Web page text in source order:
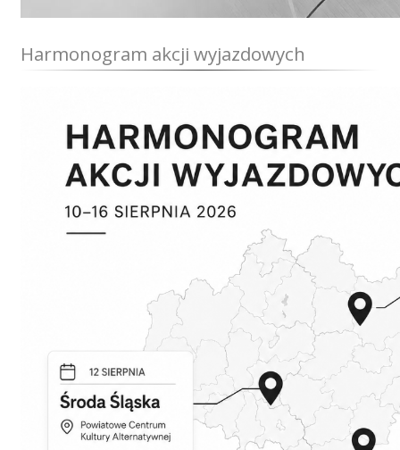
Harmonogram akcji wyjazdowych